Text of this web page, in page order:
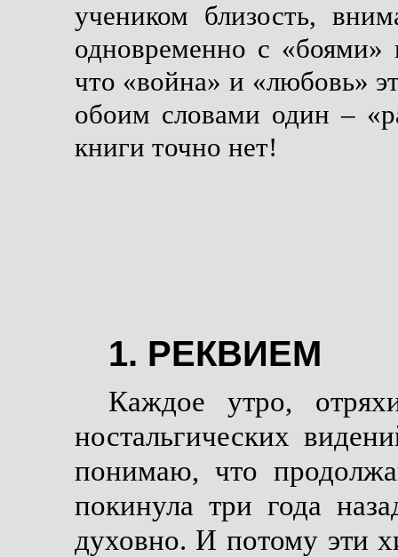
учеником близость,
одновременно с
что «война» и «любовь»
обоим словами один –
книги точно нет!
1. РЕКВИЕМ
Каждое утро,
ностальгических
понимаю, что
покинула три года
духовно. И потому эти